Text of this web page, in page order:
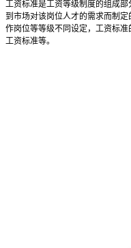
工资标准是工资等级制度的组成
到市场对该岗位人才的需求而制
作岗位等等级不同设定，工资标
工资标准等。